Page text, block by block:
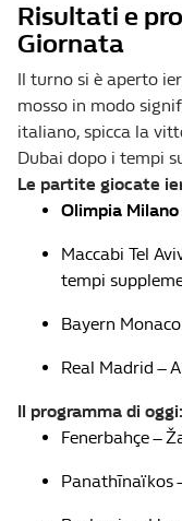
Risultati e
Giornata
Il turno si è aperto
mosso in modo
italiano, spicca la
Dubai dopo i tempi
Le partite giocate
Olimpia
Maccabi Tel
tempi
Bayern
Real Madrid –
Il programma di oggi:
Fenerbahçe –
Panathīnaïkos